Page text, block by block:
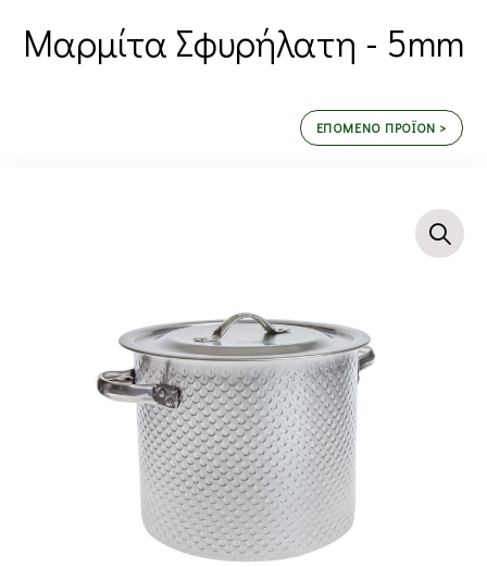
Μαρμίτα Σφυρήλατη - 5mm
ΕΠΟΜΕΝΟ ΠΡΟΪΟΝ >